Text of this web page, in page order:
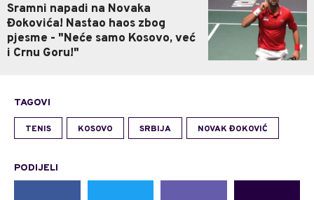
Sramni napadi na Novaka
Đokovića! Nastao haos zbog
pjesme - "Neće samo Kosovo, već
i Crnu Goru!"
TAGOVI
TENIS KOSOVO SRBIJA NOVAK ĐOKOVIĆ
PODIJELI